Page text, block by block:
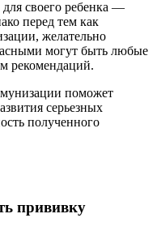
своего ребенка —
перед тем как
желательно
могут быть любые
рекомендаций.
поможет
серьезных
полученного
прививку